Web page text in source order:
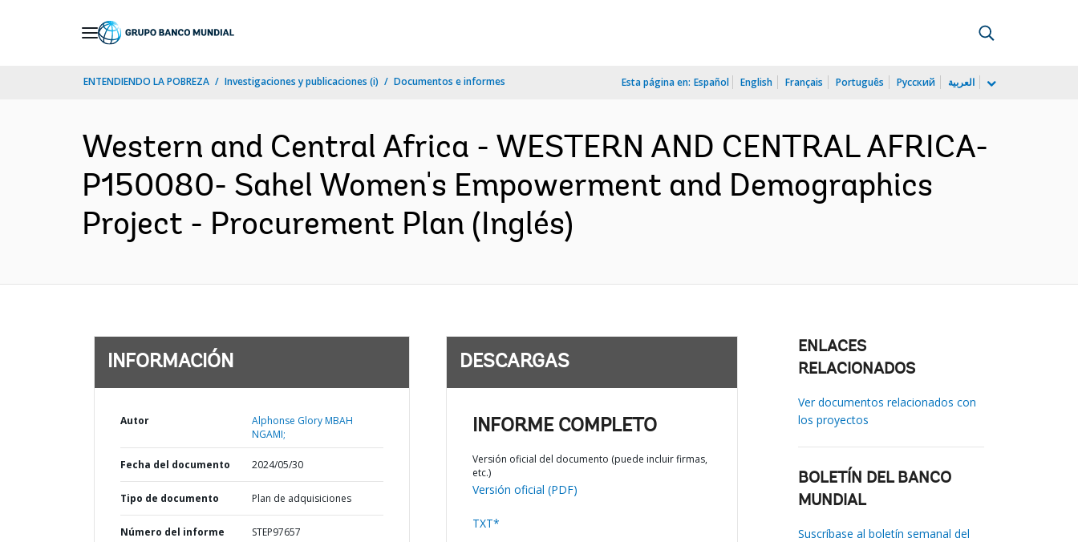
ENTENDIENDO LA POBREZA Investigaciones y publicaciones (i) Documentos e informes Esta página en: Español English Français Português Русский العربية
Western and Central Africa - WESTERN AND CENTRAL AFRICA-
P150080- Sahel Women's Empowerment and Demographics
Project - Procurement Plan (Inglés)
INFORMACIÓN
Autor
Alphonse Glory MBAH
NGAMI;
Fecha del documento 2024/05/30
Tipo de documento Plan de adquisiciones
Número del informe STEP97657
DESCARGAS
INFORME COMPLETO
Versión oficial del documento (puede incluir firmas,
etc.)
Versión oficial (PDF)
TXT*
ENLACES
RELACIONADOS
Ver documentos relacionados con
los proyectos
BOLETÍN DEL BANCO
MUNDIAL
Suscríbase al boletín semanal del